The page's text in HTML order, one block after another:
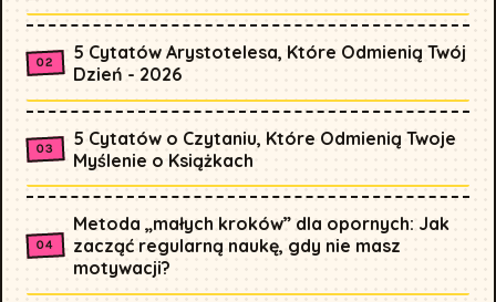
5 Cytatów Arystotelesa, Które Odmienią Twój
Dzień - 2026
5 Cytatów o Czytaniu, Które Odmienią Twoje
Myślenie o Książkach
Metoda „małych kroków” dla opornych: Jak
zacząć regularną naukę, gdy nie masz
motywacji?